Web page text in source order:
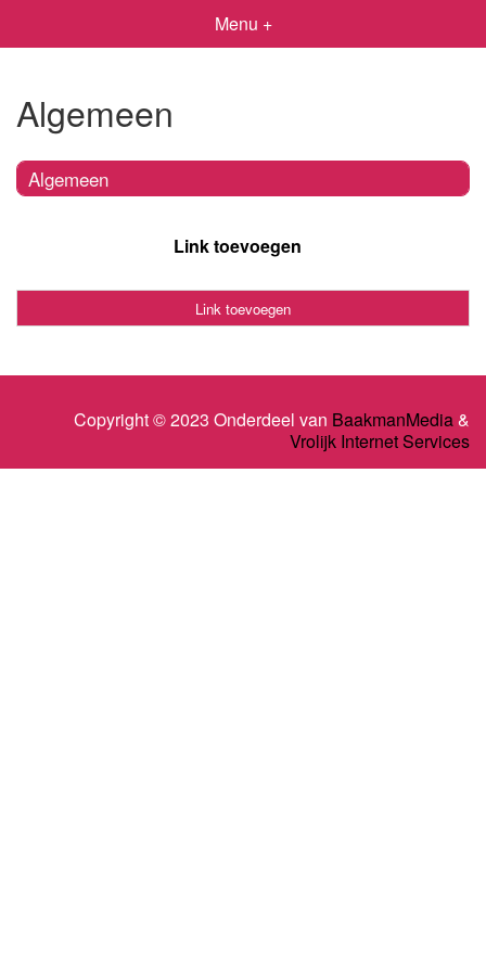
Menu +
Algemeen
Algemeen
Link toevoegen
Link toevoegen
Copyright © 2023 Onderdeel van BaakmanMedia&
Vrolijk Internet Services